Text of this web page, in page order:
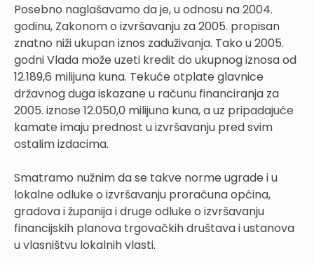
Posebno naglašavamo da je, u odnosu na 2004.
godinu, Zakonom o izvršavanju za 2005. propisan
znatno niži ukupan iznos zaduživanja. Tako u 2005.
godni Vlada može uzeti kredit do ukupnog iznosa od
12.189,6 milijuna kuna. Tekuće otplate glavnice
državnog duga iskazane u računu financiranja za
2005. iznose 12.050,0 milijuna kuna, a uz pripadajuće
kamate imaju prednost u izvršavanju pred svim
ostalim izdacima.
Smatramo nužnim da se takve norme ugrade i u
lokalne odluke o izvršavanju proračuna općina,
gradova i županija i druge odluke o izvršavanju
financijskih planova trgovačkih društava i ustanova
u vlasništvu lokalnih vlasti.